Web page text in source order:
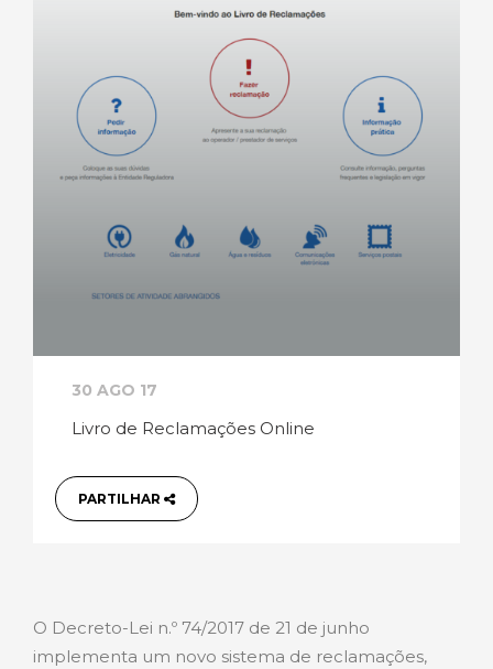
30 AGO 17
Livro de Reclamações Online
PARTILHAR
O Decreto-Lei n.º 74/2017 de 21 de junho
implementa um novo sistema de reclamações,